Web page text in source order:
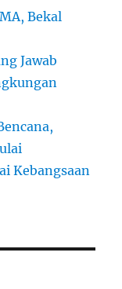
Bekal
Jawab
Kebangsaan